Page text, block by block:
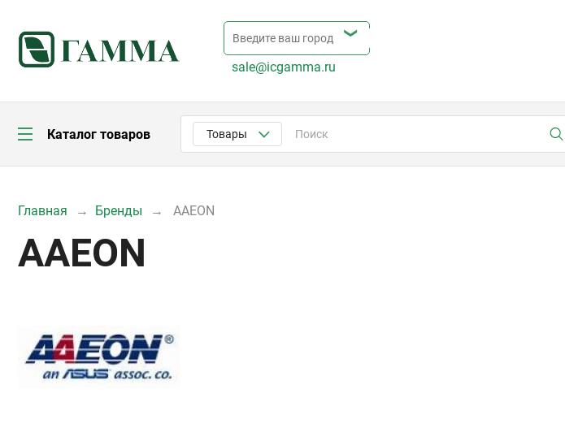
sale@icgamma.ru
Каталог товаров Товары
Главная Бренды AAEON
AAEON